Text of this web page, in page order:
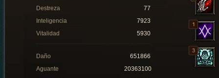
Destreza
77
Inteligencia
7923
Vitalidad
5930
Daño
651866
Aguante
20363100